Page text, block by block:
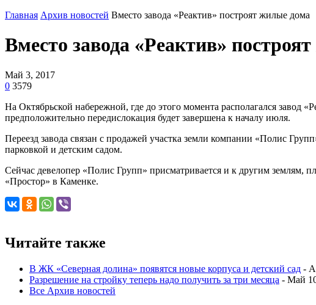
Главная Архив новостей Вместо завода «Реактив» построят жилые дома
Вместо завода «Реактив»
Май 3, 2017
0 3579
На Октябрьской набережной, где до этого момента располагался завод
предположительно передислокация будет завершена к началу июля.
Переезд завода связан с продажей участка земли компании «Полис
парковкой и детским садом.
Сейчас девелопер «Полис Групп» присматривается и к другим
«Простор» в Каменке.
Читайте также
В ЖК «Северная долина» появятся новые корпуса и детский сад -
Разрешение на стройку теперь надо получить за три месяца - Май
Все Архив новостей